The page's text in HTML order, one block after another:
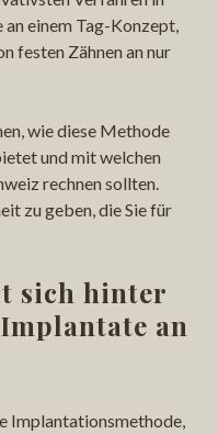
einem Tag-Konzept,
festen Zähnen an nur
wie diese Methode
und mit welchen
rechnen sollten.
zu geben, die Sie für
sich hinter
an
Implantationsmethode,